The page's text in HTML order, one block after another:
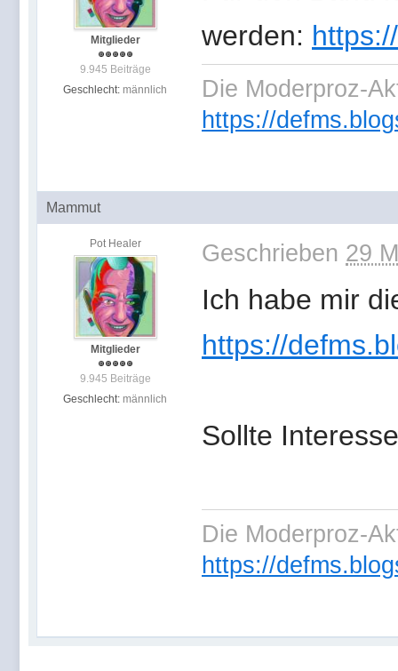
Mitglieder
9.945 Beiträge
Geschlecht: männlich
werden:
Die Moderproz-
https://
Mammut
Pot Healer
Mitglieder
9.945 Beiträge
Geschlecht: männlich
Geschrieben 29
Ich habe mir
https://
Sollte
Die Moderproz-
https://